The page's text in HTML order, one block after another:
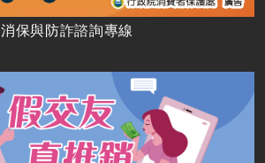
消保與防詐諮詢專線